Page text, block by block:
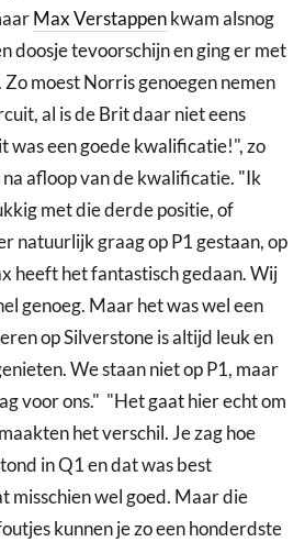
Max Verstappenkwam alsnog
doosje tevoorschijn en ging er met
moest Norris genoegen nemen
al is de Brit daar niet eens
een goede kwalificatie!", zo
afloop van de kwalificatie. "Ik
met die derde positie, of
natuurlijk graag op P1 gestaan, op
heeft het fantastisch gedaan. Wij
genoeg. Maar het was wel een
op Silverstone is altijd leuk en
We staan niet op P1, maar
voor ons." "Het gaat hier echt om
het verschil. Je zag hoe
in Q1 en dat was best
misschien wel goed. Maar die
kunnen je zo een honderdste